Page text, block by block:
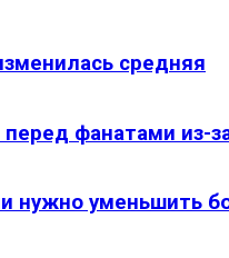
средняя
перед фанатами из-
нужно уменьшить